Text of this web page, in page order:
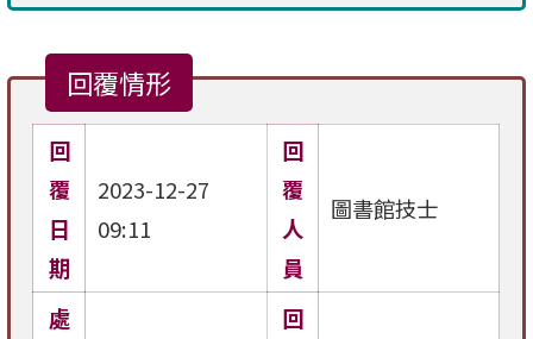
回覆情形
回
覆
日
期
2023-12-27
09:11
回
覆
人
員
圖書館技士
處
回